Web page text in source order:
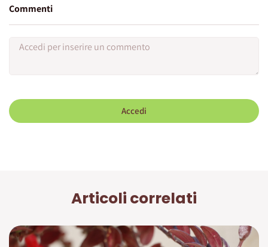
Commenti
Accedi
Articoli correlati